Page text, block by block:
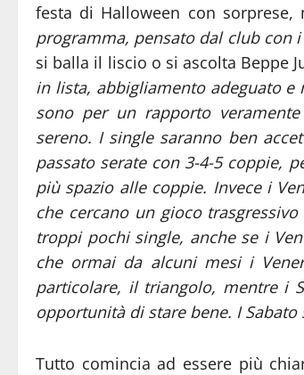
festa di Halloween con
programma, pensato dal club con i
si balla il liscio o si ascolta Beppe
in lista, abbigliamento adeguato
sono per un rapporto
sereno. I single saranno ben
passato serate con 3-4-5 coppie,
più spazio alle coppie. Invece i
che cercano un gioco
troppi pochi single, anche se i
che ormai da alcuni mesi i
particolare, il triangolo, mentre i
opportunità di stare bene. I Sabato
Tutto comincia ad essere più